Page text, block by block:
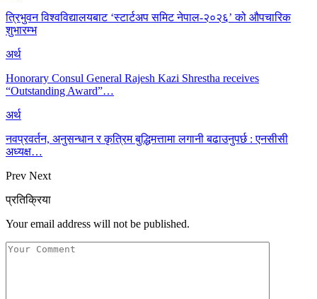
त्रिभुवन विश्वविद्यालयबाट ‘स्टार्टअप समिट नेपाल-२०२६’ को औपचारिक
शुभारम्भ
अर्थ
Honorary Consul General Rajesh Kazi Shrestha receives
“Outstanding Award”…
अर्थ
नवप्रवर्तन, अनुसन्धान र कृत्रिम बुद्धिमत्तामा लगानी बढाउनुपर्छ : एनसीसी
अध्यक्ष…
Prev Next
प्रतिक्रिया
Your email address will not be published.